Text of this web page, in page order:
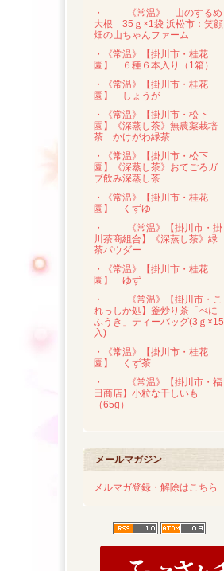
・
《常温》 山のするめ
大根 35ｇ×1袋 浜松市：笑顔
畑の山ちゃんファーム
・《常温》【掛川市・桂花
園】 ６種６本入り（1箱）
・《常温》【掛川市・桂花
園】 しょうが
・《常温》【掛川市・松下
園】《深蒸し茶》無農薬栽培
茶 かけがわ緑茶
・《常温》【掛川市・松下
園】《深蒸し茶》おてごろガ
ブ飲み深蒸し茶
・《常温》【掛川市・桂花
園】 くずゆ
・
《常温》【掛川市・掛
川茶商組合】《深蒸し茶》緑
茶パウダー
・《常温》【掛川市・桂花
園】 ゆず
・
《常温》【掛川市・こ
れっしか処】釜炒り茶「べに
ふうき」ティーバッグ(3ｇ×15
入)
・《常温》【掛川市・桂花
園】 くず茶
・
《常温》【掛川市・福
田商店】小粒な干しいも
（65g）
メールマガジン
メルマガ登録・解除はこちら